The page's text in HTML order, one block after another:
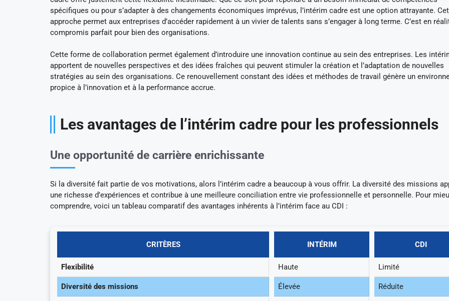
spécifiques ou pour s’adapter à des changements économiques imprévus, l’intérim cadre est une option attrayante.
approche permet aux entreprises d’accéder rapidement à un vivier de talents sans s’engager à long terme. C’est en
compromis parfait pour bien des organisations.
Cette forme de collaboration permet également d’introduire une innovation continue au sein des entreprises. Les
apportent de nouvelles perspectives et des idées fraîches qui peuvent stimuler la création et l’adaptation de nouvelles
stratégies au sein des organisations. Ce renouvellement constant des idées et méthodes de travail génère un
propice à l’innovation et à la performance accrue.
Les avantages de l’intérim cadre pour les professionnels
Une opportunité de carrière enrichissante
Si la diversité fait partie de vos motivations, alors l’intérim cadre a beaucoup à vous offrir. La diversité des missions
une richesse d’expériences et contribue à une meilleure conciliation entre vie professionnelle et personnelle. Pour
comprendre, voici un tableau comparatif des avantages inhérents à l’intérim face au CDI :
CRITÈRES INTÉRIM CDI
Flexibilité Haute Limité
Diversité des missions Élevée Réduite